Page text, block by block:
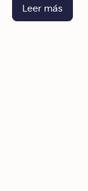
Leer más